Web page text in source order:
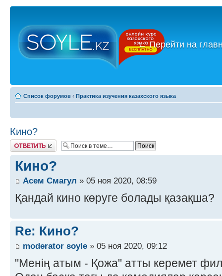
←Перейти на
Список форумов ‹ Практика изучения казахского языка
Кино?
Ответить
Кино?
Асем Смагул » 05 ноя 2020, 08:59
Қандай кино көруге болады қазақша?
Re: Кино?
moderator soyle » 05 ноя 2020, 09:12
"Менің атым - Қожа" атты керемет